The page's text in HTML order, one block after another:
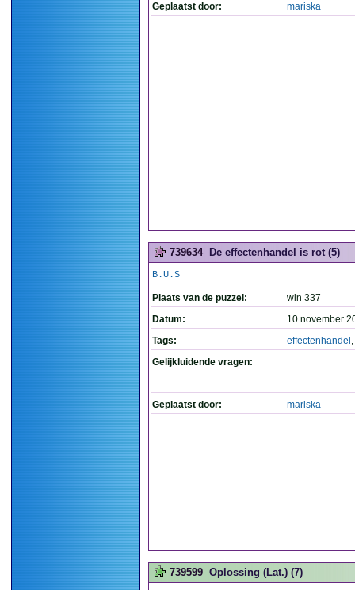
Geplaatst door: mariska
739634 De effectenhandel is rot (5)
B.U.S
Plaats van de puzzel:
win 337
Datum:
10 november
Tags:
effectenhandel ,
Gelijkluidende vragen:
Geplaatst door: mariska
739599 Oplossing (Lat.) (7)